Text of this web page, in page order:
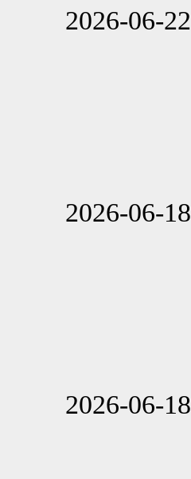
2026-06-22
2026-06-18
2026-06-18